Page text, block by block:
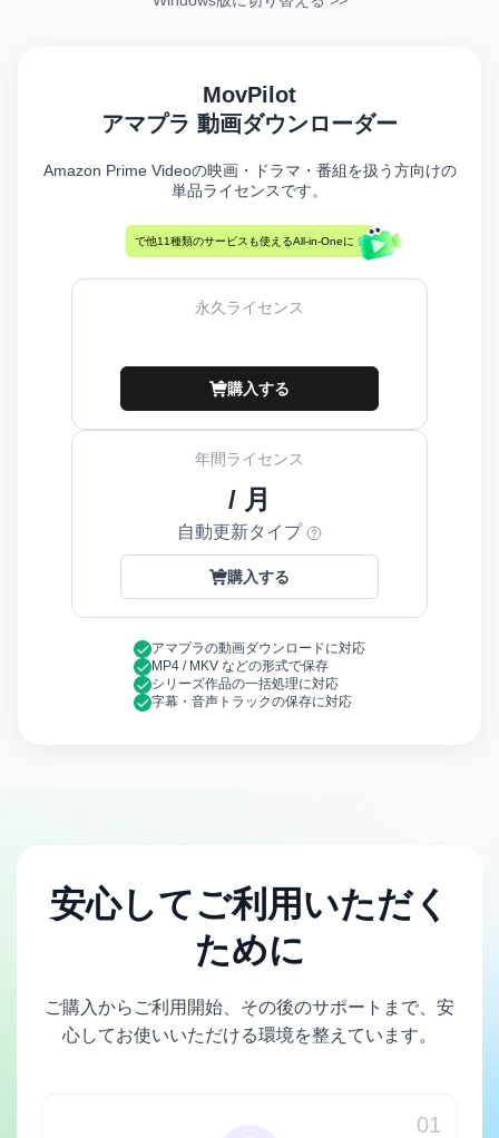
MovPilot
アマプラ 動画ダウンローダー
で他11種類のサービスも使えるAll-in-Oneに！
Amazon Prime Videoの映画・ドラマ・番組を扱う方向けの
単品ライセンスです。
年間ライセンス
/ 月
自動更新タイプ
購入する
永久ライセンス
購入する
アマプラの動画ダウンロードに対応
MP4 / MKV などの形式で保存
シリーズ作品の一括処理に対応
字幕・音声トラックの保存に対応
安心してご利用いただく
ために
ご購入からご利用開始、その後のサポートまで、安
心してお使いいただける環境を整えています。
01